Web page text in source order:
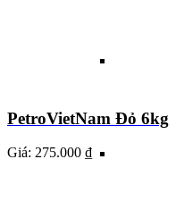
PetroVietNam Đỏ 6kg
Giá: 275.000 ₫